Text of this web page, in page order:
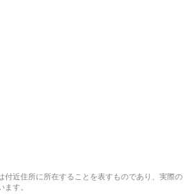
近住所に所在することを表すものであり、実際の
す。